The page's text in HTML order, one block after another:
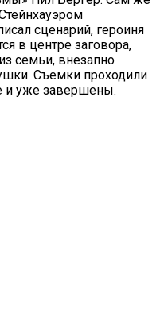
сценарий, героиня
в центре заговора,
семьи, внезапно
Съемки проходили
и уже завершены.